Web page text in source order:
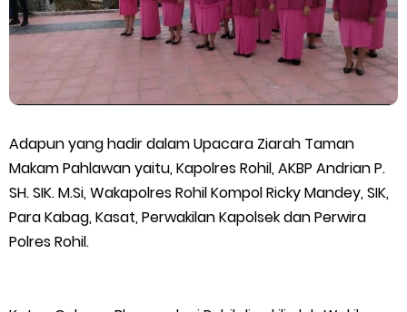
Adapun yang hadir dalam Upacara Ziarah Taman
Makam Pahlawan yaitu, Kapolres Rohil, AKBP Andrian P.
SH. SIK. M.Si, Wakapolres Rohil Kompol Ricky Mandey, SIK,
Para Kabag, Kasat, Perwakilan Kapolsek dan Perwira
Polres Rohil.